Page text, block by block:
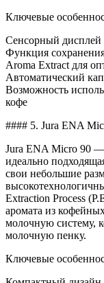
Ключевые
Сенсорный дисплей
Функция
Aroma Extract для
Автоматический
Возможность
кофе
#### 5. Jura ENA
Jura ENA Micro 90 —
идеально
свои небольшие
Extraction Process
аромата из
молочную систему,
молочную пенку.
Ключевые